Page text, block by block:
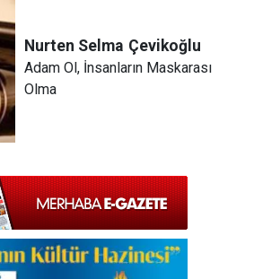
Nurten Selma Çevikoğlu
Adam Ol, İnsanların Maskarası
Olma